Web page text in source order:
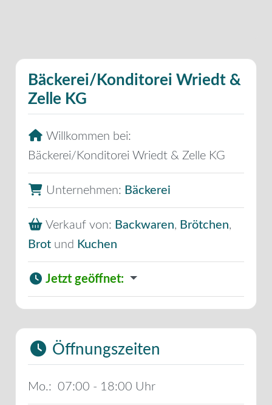
Bäckerei/Konditorei Wriedt &
Zelle KG
Willkommen bei:
Bäckerei/Konditorei Wriedt & Zelle KG
Unternehmen: Bäckerei
Verkauf von: Backwaren, Brötchen,
Brot und Kuchen
Jetzt geöffnet:
Öffnungszeiten
Mo.: 07:00 - 18:00